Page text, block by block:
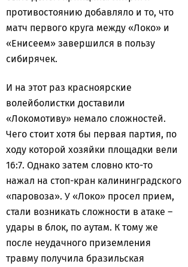
противостоянию добавляло и то, что
матч первого круга между «Локо» и
«Енисеем» завершился в пользу
сибирячек.
И на этот раз красноярские
волейболистки доставили
«Локомотиву» немало сложностей.
Чего стоит хотя бы первая партия, по
ходу которой хозяйки площадки вели
16:7. Однако затем словно кто-то
нажал на стоп-кран калининградского
«паровоза». У «Локо» просел прием,
стали возникать сложности в атаке –
удары в блок, по аутам. К тому же
после неудачного приземления
травму получила бразильская